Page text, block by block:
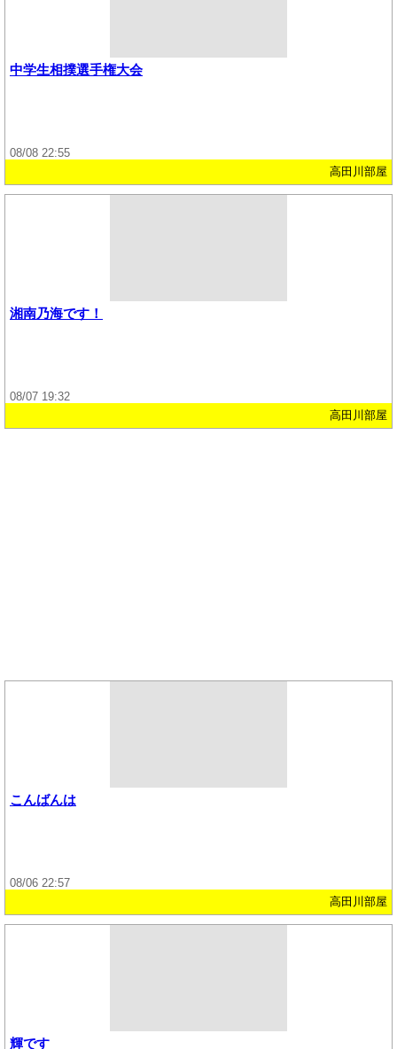
中学生相撲選手権大会
08/08 22:55
高田川部屋
湘南乃海です！
08/07 19:32
高田川部屋
こんばんは
08/06 22:57
高田川部屋
輝です